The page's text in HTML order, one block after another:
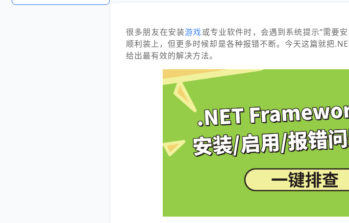
很多朋友在安装游戏或专业软件时，会遇到系统提示“需要
顺利装上，但更多时候却是各种报错不断。今天这篇就把
给出最有效的解决方法。